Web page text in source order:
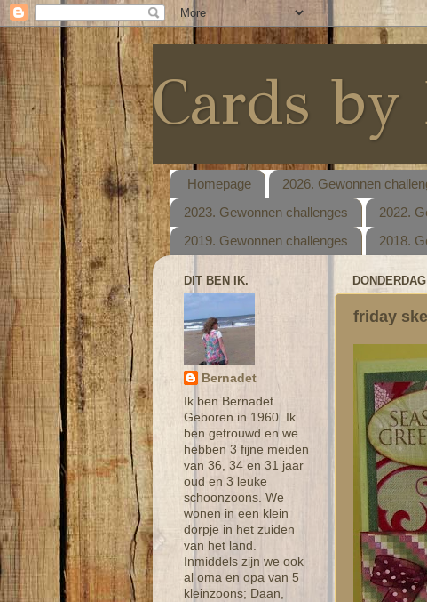
Cards by
Homepage 2026. Gewonnen
2023. Gewonnen challenges
2022.
2019. Gewonnen challenges
2018.
friday
DIT BEN IK.
Bernadet
Ik ben Bernadet.
Geboren in 1960. Ik
ben getrouwd en we
hebben 3 fijne meiden
van 36, 34 en 31 jaar
oud en 3 leuke
schoonzoons. We
wonen in een klein
dorpje in het zuiden
van het land.
Inmiddels zijn we ook
al oma en opa van 5
kleinzoons; Daan,